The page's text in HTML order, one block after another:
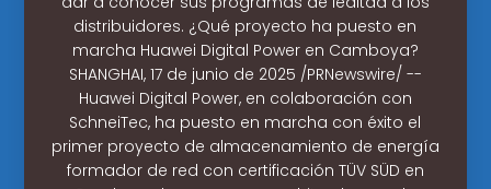
distribuidores. ¿Qué proyecto ha puesto en
marcha Huawei Digital Power en Camboya?
SHANGHAI, 17 de junio de 2025 /PRNewswire/ --
Huawei Digital Power, en colaboración con
SchneiTec, ha puesto en marcha con éxito el
primer proyecto de almacenamiento de energía
formador de red con certificación TÜV SÜD en